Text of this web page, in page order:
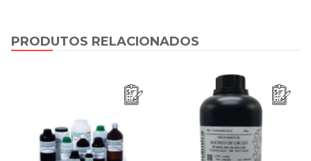
PRODUTOS RELACIONADOS